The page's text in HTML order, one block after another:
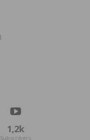
1,2k
Subscribers